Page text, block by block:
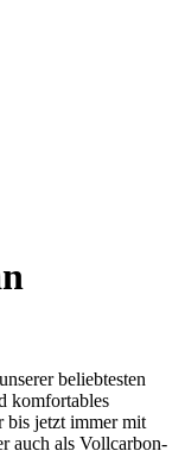
beliebtesten
komfortables
bis jetzt immer mit
auch als Vollcarbon-